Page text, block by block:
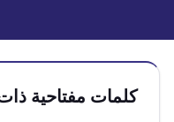
كلمات مفتاحية